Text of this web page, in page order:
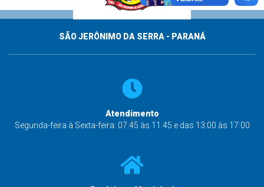
SÃO JERÔNIMO DA SERRA - PARANÁ
Atendimento
Segunda-feira à Sexta-feira: 07:45 às 11:45 e das 13:00 às 17:00